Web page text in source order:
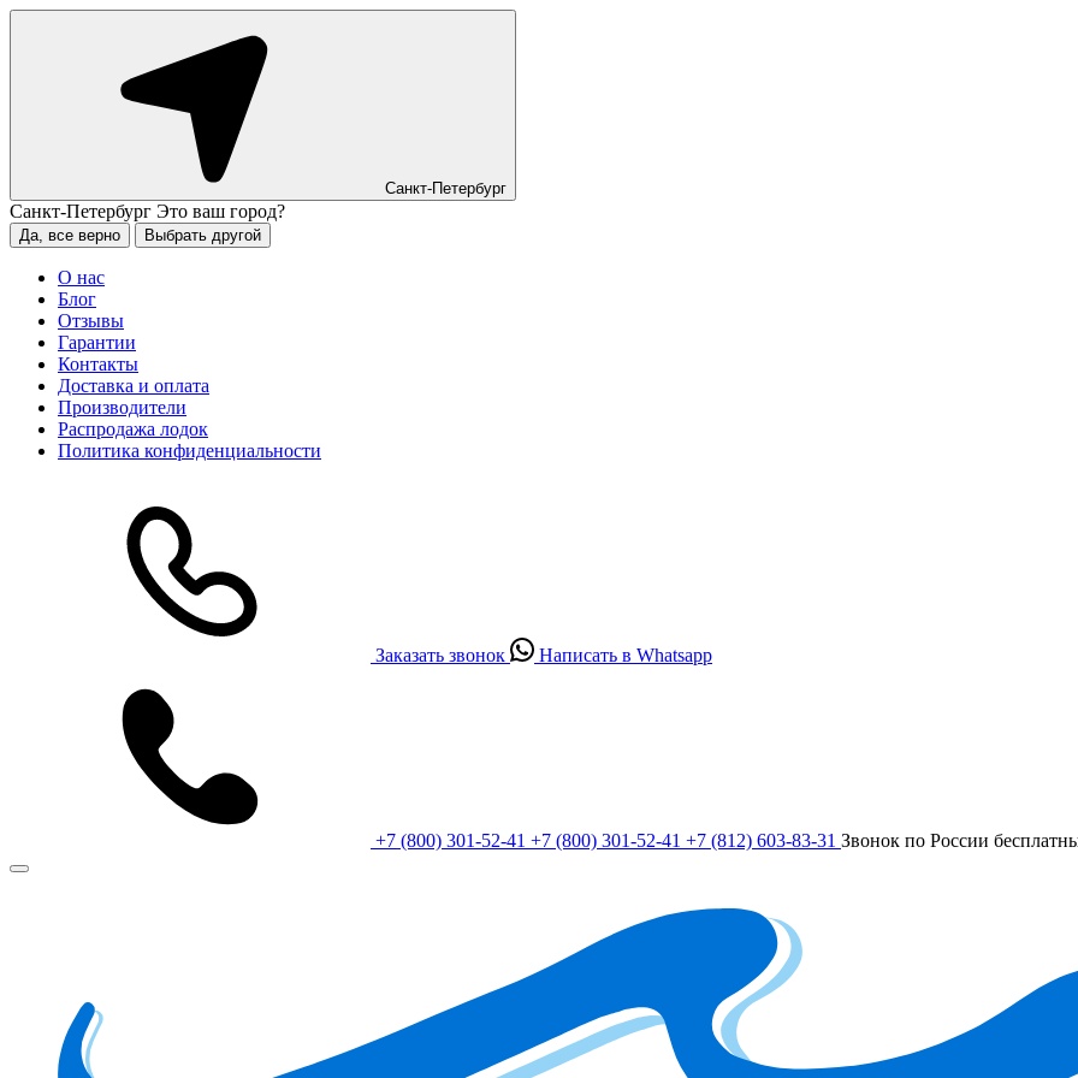
Санкт-Петербург
Санкт-Петербург Это ваш город?
Да, все верно Выбрать другой
О нас
Блог
Отзывы
Гарантии
Контакты
Доставка и оплата
Производители
Распродажа лодок
Политика конфиденциальности
Заказать звонок Написать в Whatsapp
+7 (800) 301-52-41 +7 (800) 301-52-41 +7 (812) 603-83-31 Звонок по России